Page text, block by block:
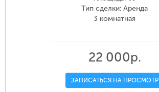
Тип сделки: Аренда
3 комнатная
22 000р.
ЗАПИСАТЬСЯ НА ПРОСМОТР